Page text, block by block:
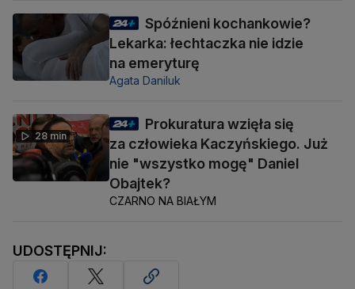
Spóźnieni kochankowie?
Lekarka: łechtaczka nie idzie
na emeryturę
Agata Daniluk
28 min
Prokuratura wzięła się
za człowieka Kaczyńskiego. Już
nie "wszystko mogę" Daniel
Obajtek?
CZARNO NA BIAŁYM
UDOSTĘPNIJ: